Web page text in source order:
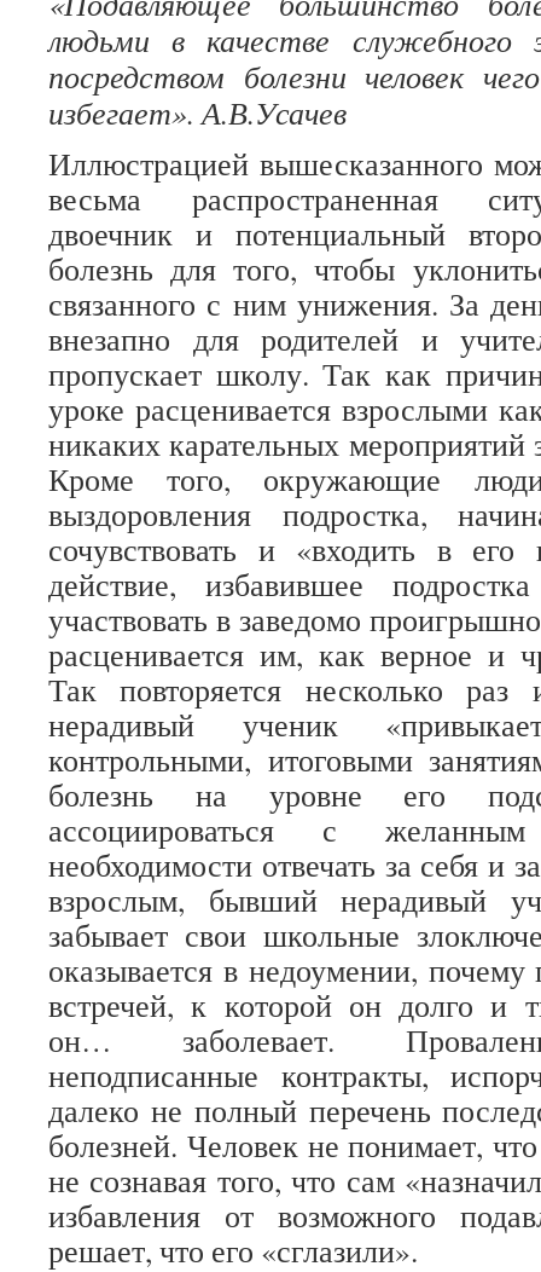
людьми в качестве
посредством болезни человек
избегает». А.В.Усачев
Иллюстрацией вышесказанного
весьма распространенная
двоечник и потенциальный
болезнь для того, чтобы
связанного с ним унижения. За
внезапно для родителей и
пропускает школу. Так как
уроке расценивается взрослыми
никаких карательных мероприятий
Кроме того, окружающие
выздоровления подростка,
сочувствовать и «входить в его
действие, избавившее
участвовать в заведомо
расценивается им, как верное и
Так повторяется несколько
нерадивый ученик
контрольными, итоговыми
болезнь на уровне его
ассоциироваться с
необходимости отвечать за себя и
взрослым, бывший нерадивый
забывает свои школьные
оказывается в недоумении,
встречей, к которой он долго и
он… заболевает.
неподписанные контракты,
далеко не полный перечень
болезней. Человек не понимает,
не сознавая того, что сам
избавления от возможного
решает, что его «сглазили».